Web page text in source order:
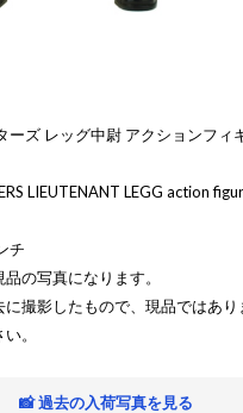
ーズ レッグ中尉 アクションフィ
LIEUTENANT LEGG action
チ
の写真になります。
撮影したもので、現品ではあり
。
📸 過去の入荷写真を見る